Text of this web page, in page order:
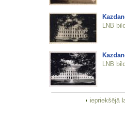
LNB
LNB
iepriekšējā